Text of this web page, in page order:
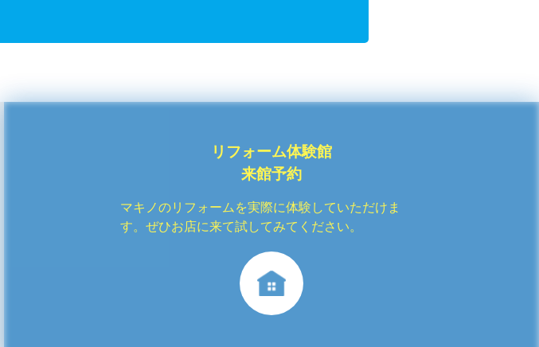
リフォーム体験館
来館予約
マキノのリフォームを実際に体験していただけま
す。ぜひお店に来て試してみてください。